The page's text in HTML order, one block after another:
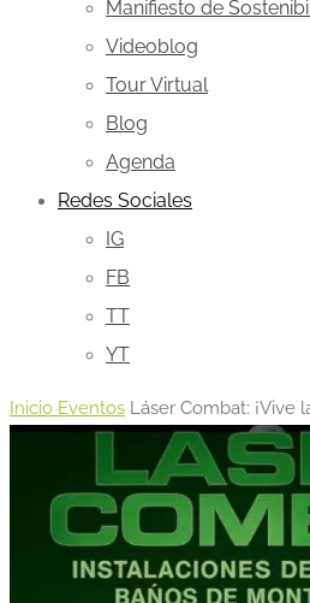
Manifiesto de
Videoblog
Tour Virtual
Blog
Agenda
Redes Sociales
IG
FB
TT
YT
Inicio Eventos Láser Combat: ¡Vive